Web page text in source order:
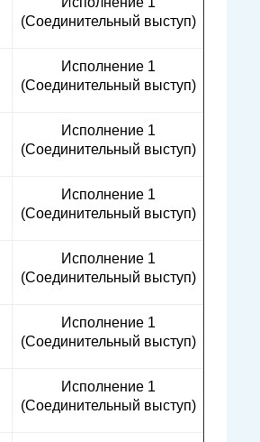
(Соединительный выступ)
Исполнение 1
(Соединительный выступ)
Исполнение 1
(Соединительный выступ)
Исполнение 1
(Соединительный выступ)
Исполнение 1
(Соединительный выступ)
Исполнение 1
(Соединительный выступ)
Исполнение 1
(Соединительный выступ)